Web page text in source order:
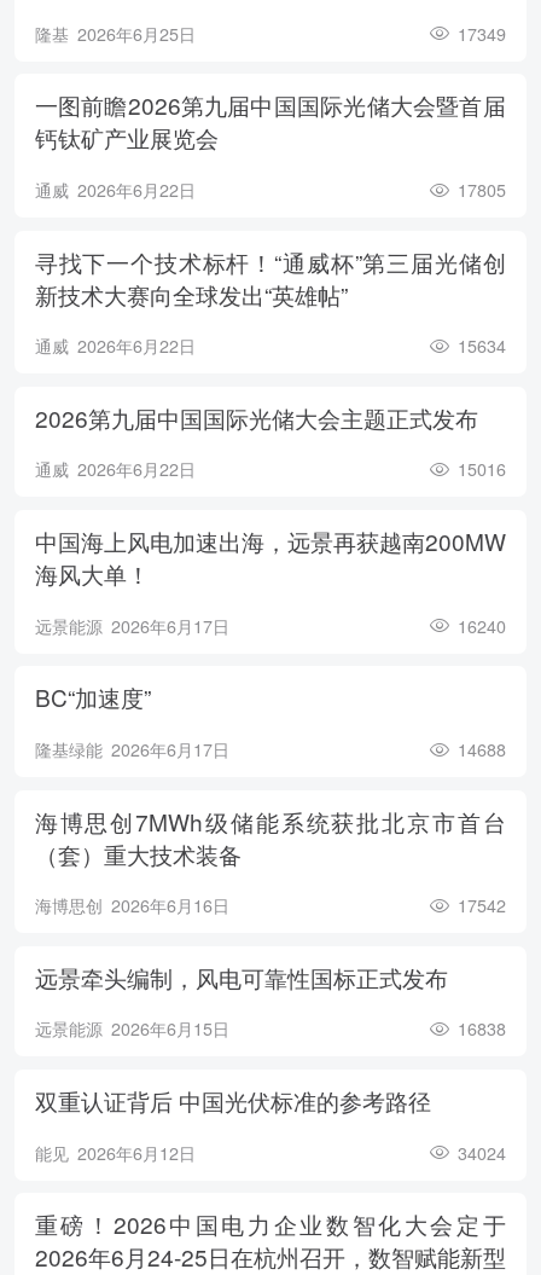
隆基 2026年6月25日 17349
一图前瞻2026第九届中国国际光储大会暨首届
钙钛矿产业展览会
通威 2026年6月22日 17805
寻找下一个技术标杆！“通威杯”第三届光储创
新技术大赛向全球发出“英雄帖”
通威 2026年6月22日 15634
2026第九届中国国际光储大会主题正式发布
通威 2026年6月22日 15016
中国海上风电加速出海，远景再获越南200MW
海风大单！
远景能源 2026年6月17日 16240
BC“加速度”
隆基绿能 2026年6月17日 14688
海博思创7MWh级储能系统获批北京市首台
（套）重大技术装备
海博思创 2026年6月16日 17542
远景牵头编制，风电可靠性国标正式发布
远景能源 2026年6月15日 16838
双重认证背后 中国光伏标准的参考路径
能见 2026年6月12日 34024
重磅！2026中国电力企业数智化大会定于
2026年6月24-25日在杭州召开，数智赋能新型